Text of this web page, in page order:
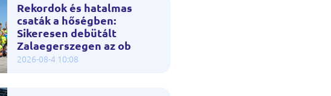
Rekordok és hatalmas
csaták a hőségben:
Sikeresen debütált
Zalaegerszegen az ob
2026-08-4 10:08